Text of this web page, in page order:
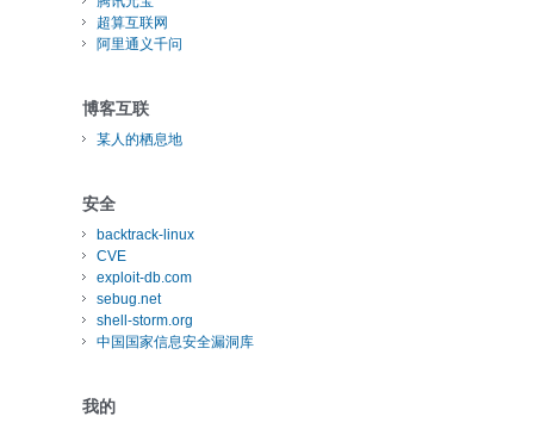
超算互联网
阿里通义千问
博客互联
某人的栖息地
安全
backtrack-linux
CVE
exploit-db.com
sebug.net
shell-storm.org
中国国家信息安全漏洞库
我的